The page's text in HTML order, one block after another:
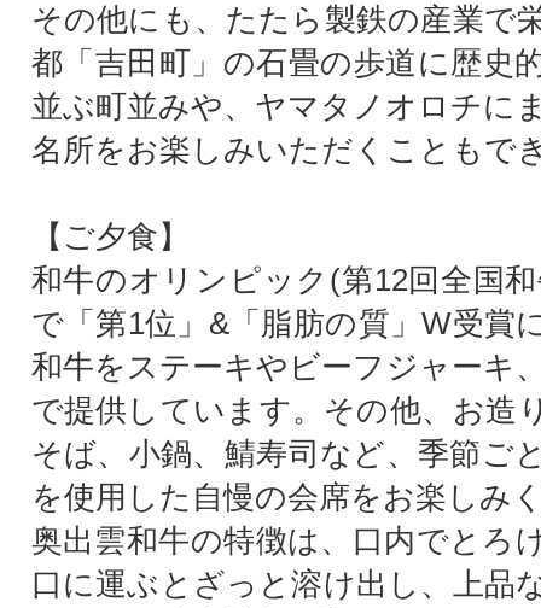
その他にも、たたら製鉄の産業で
都「吉田町」の石畳の歩道に歴史
並ぶ町並みや、ヤマタノオロチに
名所をお楽しみいただくこともで
【ご夕食】
和牛のオリンピック(第12回全国
で「第1位」&「脂肪の質」W受賞
和牛をステーキやビーフジャーキ
で提供しています。その他、お造
そば、小鍋、鯖寿司など、季節ご
を使用した自慢の会席をお楽しみ
奥出雲和牛の特徴は、口内でとろ
口に運ぶとざっと溶け出し、上品